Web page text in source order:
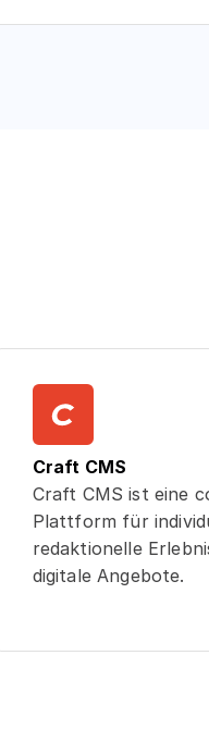
Craft CMS
Craft CMS ist eine
Plattform für
redaktionelle
digitale Angebote.